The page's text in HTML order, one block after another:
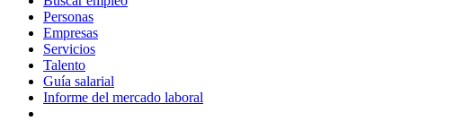
Personas
Empresas
Servicios
Talento
Guía salarial
Informe del mercado laboral